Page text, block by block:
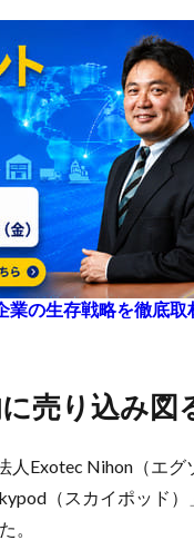
業の生存戦略を徹底取
売り込み図
人Exotec Nihon（エグ
（スカイポッド）
。